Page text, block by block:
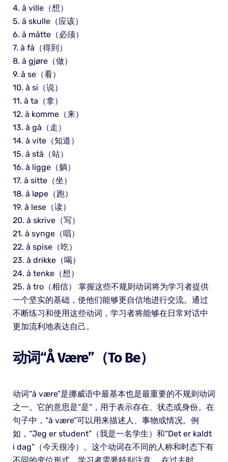
4. å ville（想）
5. å skulle（应该）
6. å måtte（必须）
7. å få（得到）
8. å gjøre（做）
9. å se（看）
10. å si（说）
11. å ta（拿）
12. å komme（来）
13. å gå（走）
14. å vite（知道）
15. å stå（站）
16. å ligge（躺）
17. å sitte（坐）
18. å løpe（跑）
19. å lese（读）
20. å skrive（写）
21. å synge（唱）
22. å spise（吃）
23. å drikke（喝）
24. å tenke（想）
25. å tro（相信） 掌握这些不规则动词将为学习者提供
一个坚实的基础，使他们能够更自信地进行交流。通过
不断练习和使用这些动词，学习者将能够在日常对话中
更加流利地表达自己。
动词“å Være”（to Be）
动词“å være”是挪威语中最基本也是最重要的不规则动词
之一。它的意思是“是”，用于表示存在、状态或身份。在
句子中，“å være”可以用来描述人、事物或情况。例
如，“Jeg er student”（我是一名学生）和“Det er kaldt
i dag”（今天很冷）。这个动词在不同的人称和时态下有